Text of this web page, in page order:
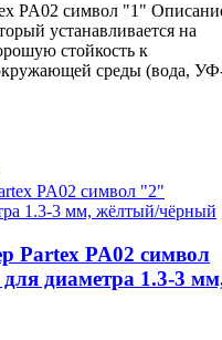
PA02 символ "1"
устанавливается на
стойкость к
среды (вода,
Partex PA02 символ
диаметра 1.3-3